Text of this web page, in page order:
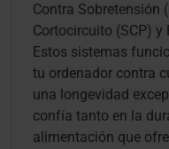
Contra Sobretensión
Cortocircuito (SCP) y
Estos sistemas
tu ordenador contra
una longevidad
confía tanto en la
alimentación que